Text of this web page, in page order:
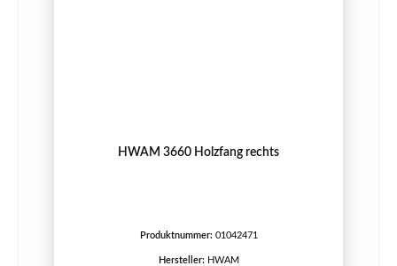
HWAM 3660 Holzfang rechts
Produktnummer: 01042471
Hersteller: HWAM